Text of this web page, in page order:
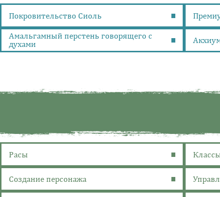
Покровительство Сиоль
Амальгамный перстень говорящего с
духами
Расы
Создание персонажа